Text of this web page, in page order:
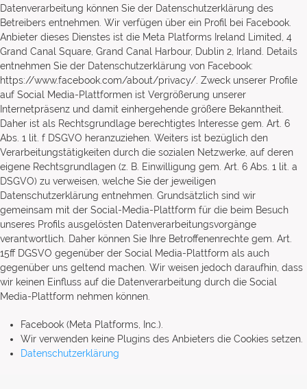
Datenverarbeitung können Sie der Datenschutzerklärung des
Betreibers entnehmen. Wir verfügen über ein Profil bei Facebook.
Anbieter dieses Dienstes ist die Meta Platforms Ireland Limited, 4
Grand Canal Square, Grand Canal Harbour, Dublin 2, Irland. Details
entnehmen Sie der Datenschutzerklärung von Facebook:
https://www.facebook.com/about/privacy/. Zweck unserer Profile
auf Social Media-Plattformen ist Vergrößerung unserer
Internetpräsenz und damit einhergehende größere Bekanntheit.
Daher ist als Rechtsgrundlage berechtigtes Interesse gem. Art. 6
Abs. 1 lit. f DSGVO heranzuziehen. Weiters ist bezüglich den
Verarbeitungstätigkeiten durch die sozialen Netzwerke, auf deren
eigene Rechtsgrundlagen (z. B. Einwilligung gem. Art. 6 Abs. 1 lit. a
DSGVO) zu verweisen, welche Sie der jeweiligen
Datenschutzerklärung entnehmen. Grundsätzlich sind wir
gemeinsam mit der Social-Media-Plattform für die beim Besuch
unseres Profils ausgelösten Datenverarbeitungsvorgänge
verantwortlich. Daher können Sie Ihre Betroffenenrechte gem. Art.
15ff DGSVO gegenüber der Social Media-Plattform als auch
gegenüber uns geltend machen. Wir weisen jedoch daraufhin, dass
wir keinen Einfluss auf die Datenverarbeitung durch die Social
Media-Plattform nehmen können.
Facebook (Meta Platforms, Inc.).
Wir verwenden keine Plugins des Anbieters die Cookies setzen.
Datenschutzerklärung